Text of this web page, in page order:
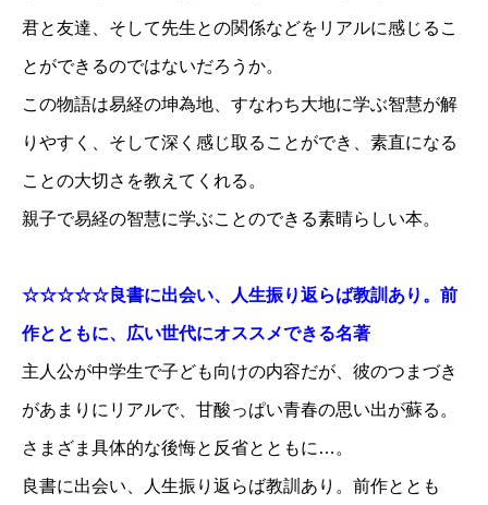
君と友達、そして先生との関係などをリアルに感じるこ
とができるのではないだろうか。
この物語は易経の坤為地、すなわち大地に学ぶ智慧が解
りやすく、そして深く感じ取ることができ、素直になる
ことの大切さを教えてくれる。
親子で易経の智慧に学ぶことのできる素晴らしい本。
☆☆☆☆☆良書に出会い、人生振り返らば教訓あり。前
作とともに、広い世代にオススメできる名著
主人公が中学生で子ども向けの内容だが、彼のつまづき
があまりにリアルで、甘酸っぱい青春の思い出が蘇る。
さまざま具体的な後悔と反省とともに…。
良書に出会い、人生振り返らば教訓あり。前作ととも